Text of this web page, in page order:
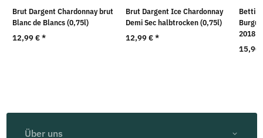
Brut Dargent Chardonnay brut
Blanc de Blancs (0,75l)
12,99 €*
Brut Dargent Ice Chardonnay
Demi Sec halbtrocken (0,75l)
12,99 €*
2018
15,90
Über uns